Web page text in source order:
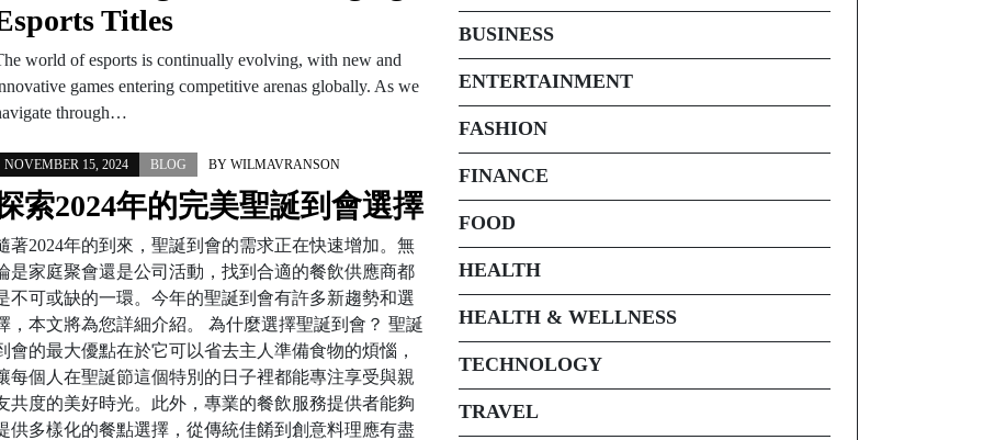
Titles
world of esports is continually evolving, with new and
games entering competitive arenas globally. As we
through…
NOVEMBER 15, 2024 BLOG BY WILMAVRANSON
索2024年的完美聖誕到會選擇
著2024年的到來，聖誕到會的需求正在快速增加。無
是家庭聚會還是公司活動，找到合適的餐飲供應商都
不可或缺的一環。今年的聖誕到會有許多新趨勢和選
，本文將為您詳細介紹。 為什麼選擇聖誕到會？ 聖誕
會的最大優點在於它可以省去主人準備食物的煩惱，
每個人在聖誕節這個特別的日子裡都能專注享受與親
共度的美好時光。此外，專業的餐飲服務提供者能夠
供多樣化的餐點選擇，從傳統佳餚到創意料理應有盡
BUSINESS
ENTERTAINMENT
FASHION
FINANCE
FOOD
HEALTH
HEALTH & WELLNESS
TECHNOLOGY
TRAVEL